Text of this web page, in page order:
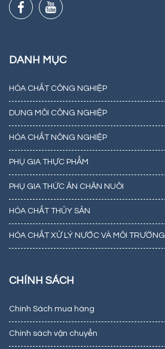
DANH MỤC
HÓA CHẤT CÔNG NGHIỆP
DUNG MÔI CÔNG NGHIỆP
HÓA CHẤT NÔNG NGHIỆP
PHỤ GIA THỰC PHẨM
PHỤ GIA THỨC ĂN CHĂN NUÔI
HÓA CHẤT THỦY SẢN
HÓA CHẤT XỬ LÝ NƯỚC VÀ MÔI TRƯỜNG
CHÍNH SÁCH
Chính Sách mua hàng
Chính sách vận chuyển